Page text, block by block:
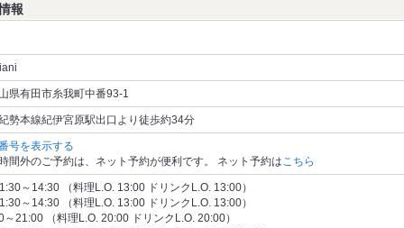
報
県有田市糸我町中番93-1
勢本線紀伊宮原駅出口より徒歩約34分
号を表示する
間外のご予約は、ネット予約が便利です。 ネット予約は こちら
～14:30 （料理L.O. 13:00 ドリンクL.O. 13:00）
～14:30 （料理L.O. 13:00 ドリンクL.O. 13:00）
～21:00 （料理L.O. 20:00 ドリンクL.O. 20:00）